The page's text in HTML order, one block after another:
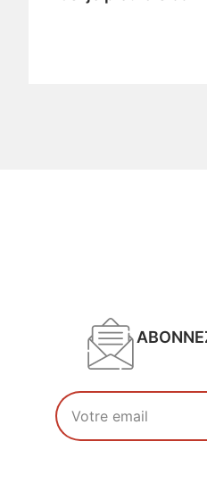
Votre adresse email